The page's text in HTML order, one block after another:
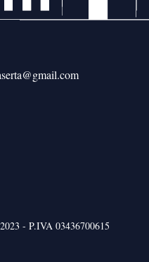
- P.IVA 03436700615